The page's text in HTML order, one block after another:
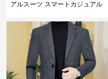
アルスーツ スマートカジュアル